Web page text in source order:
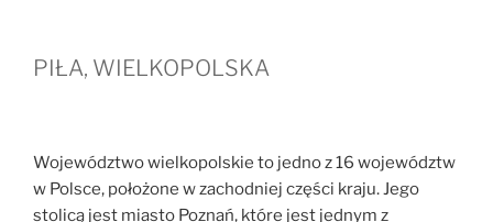
PIŁA, WIELKOPOLSKA
Województwo wielkopolskie to jedno z 16 województw
w Polsce, położone w zachodniej części kraju. Jego
stolicą jest miasto Poznań, które jest jednym z